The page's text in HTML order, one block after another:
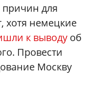
причин для
хотя немецкие
к выводу об
Провести
Москву